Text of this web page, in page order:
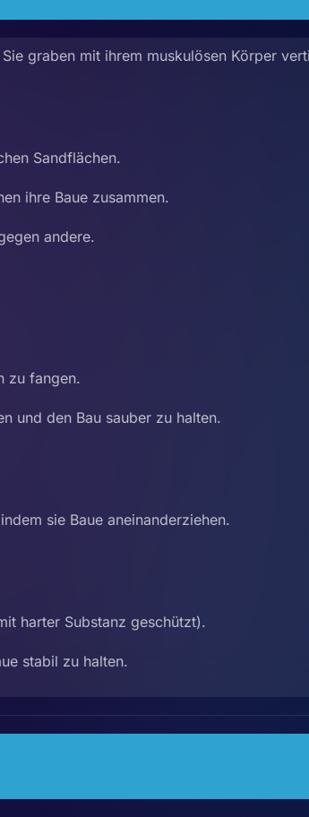
graben mit ihrem muskulösen Körper
Sandflächen.
ihre Baue zusammen.
andere.
zu fangen.
und den Bau sauber zu halten.
sie Baue aneinanderziehen.
harter Substanz geschützt).
stabil zu halten.